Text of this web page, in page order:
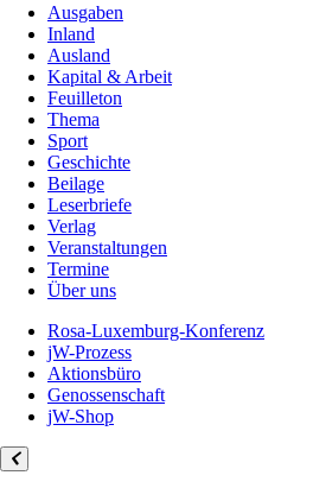
Ausgaben
Inland
Ausland
Kapital & Arbeit
Feuilleton
Thema
Sport
Geschichte
Beilage
Leserbriefe
Verlag
Veranstaltungen
Termine
Über uns
Rosa-Luxemburg-Konferenz
jW-Prozess
Aktionsbüro
Genossenschaft
jW-Shop